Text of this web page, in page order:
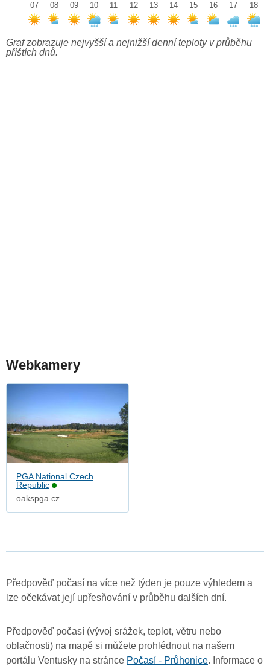
07
08
09
10
11
12
13
14
15
16
17
18
Graf zobrazuje nejvyšší a nejnižší denní teploty v průběhu
příštích dnů.
Webkamery
PGA National Czech
Republic
oakspga.cz
Předpověď počasí na více než týden je pouze výhledem a
lze očekávat její upřesňování v průběhu dalších dní.
Předpověď počasí (vývoj srážek, teplot, větru nebo
oblačnosti) na mapě si můžete prohlédnout na našem
portálu Ventusky na stránce Počasí - Průhonice. Informace o